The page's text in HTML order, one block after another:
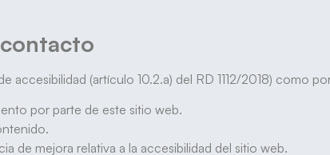
accesibilidad (artículo 10.2.a) del RD 1112/2018) como
por parte de este sitio web.
de mejora relativa a la accesibilidad del sitio web.